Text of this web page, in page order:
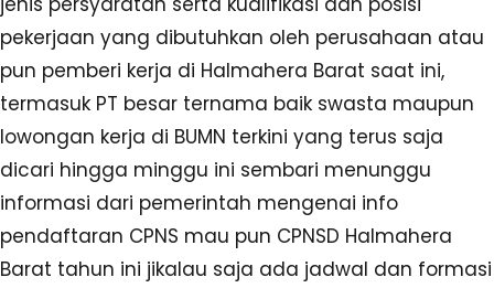
pekerjaan yang dibutuhkan oleh perusahaan atau
pun pemberi kerja di Halmahera Barat saat ini,
termasuk PT besar ternama baik swasta maupun
lowongan kerja di BUMN terkini yang terus saja
dicari hingga minggu ini sembari menunggu
informasi dari pemerintah mengenai info
pendaftaran CPNS mau pun CPNSD Halmahera
Barat tahun ini jikalau saja ada jadwal dan formasi